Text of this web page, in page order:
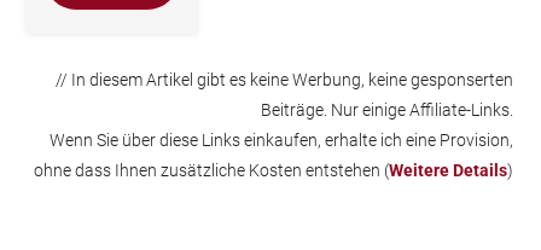
// In diesem Artikel gibt es keine Werbung, keine gesponserten
Beiträge. Nur einige Affiliate-Links.
Wenn Sie über diese Links einkaufen, erhalte ich eine Provision,
ohne dass Ihnen zusätzliche Kosten entstehen (Weitere Details)